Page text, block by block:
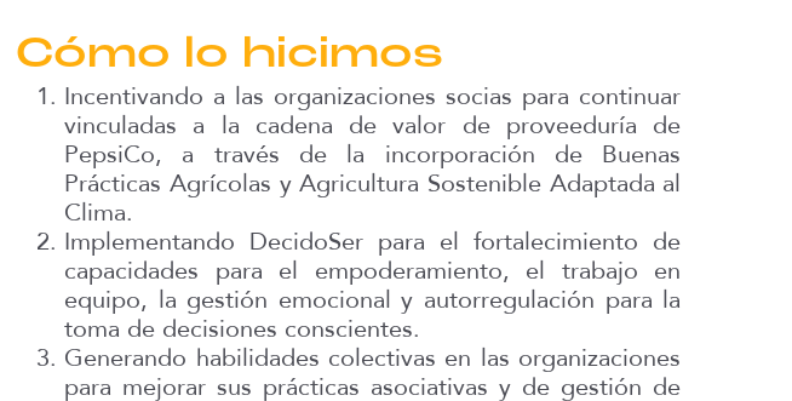
Cómo lo hicimos
Incentivando a las organizaciones socias para continuar
vinculadas a la cadena de valor de proveeduría de
PepsiCo, a través de la incorporación de Buenas
Prácticas Agrícolas y Agricultura Sostenible Adaptada al
Clima.
Implementando DecidoSer para el fortalecimiento de
capacidades para el empoderamiento, el trabajo en
equipo, la gestión emocional y autorregulación para la
toma de decisiones conscientes.
Generando habilidades colectivas en las organizaciones
para mejorar sus prácticas asociativas y de gestión de